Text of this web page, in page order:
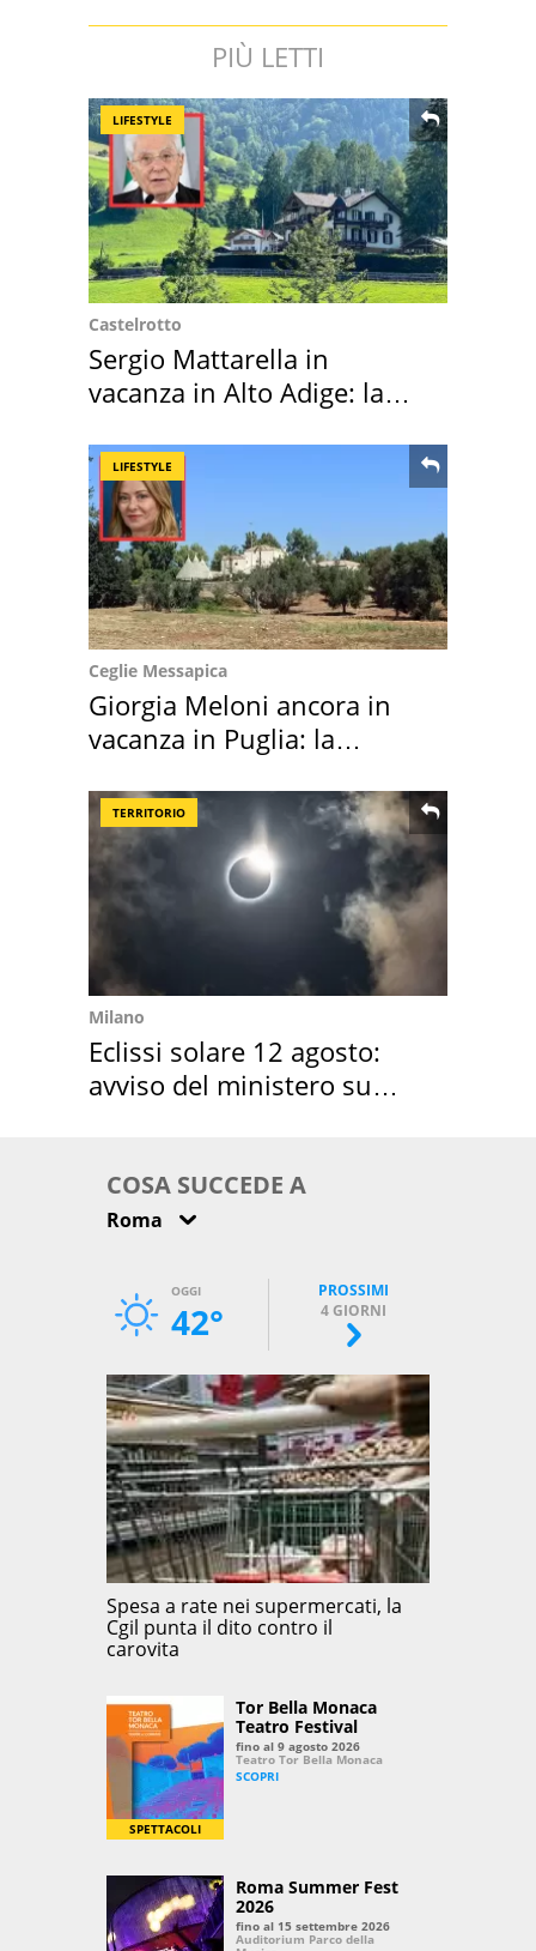
PIÙ LETTI
LIFESTYLE
Castelrotto
Sergio Mattarella in
vacanza in Alto Adige: la
LIFESTYLE
Ceglie Messapica
Giorgia Meloni ancora in
vacanza in Puglia: la
TERRITORIO
Milano
Eclissi solare 12 agosto:
avviso del ministero su